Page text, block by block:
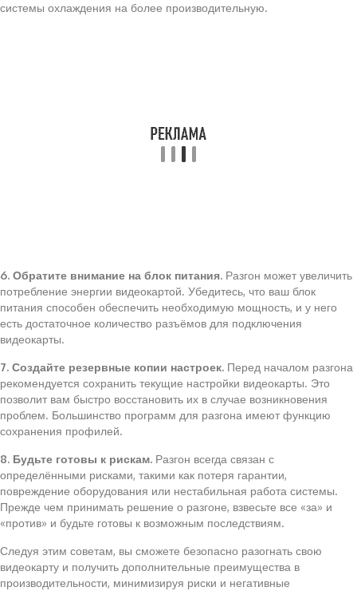
системы охлаждения на более производительную.
6. Обратите внимание на блок питания. Разгон может увеличить
потребление энергии видеокартой. Убедитесь, что ваш блок
питания способен обеспечить необходимую мощность, и у него
есть достаточное количество разъёмов для подключения
видеокарты.
7. Создайте резервные копии настроек. Перед началом разгона
рекомендуется сохранить текущие настройки видеокарты. Это
позволит вам быстро восстановить их в случае возникновения
проблем. Большинство программ для разгона имеют функцию
сохранения профилей.
8. Будьте готовы к рискам. Разгон всегда связан с
определёнными рисками, такими как потеря гарантии,
повреждение оборудования или нестабильная работа системы.
Прежде чем принимать решение о разгоне, взвесьте все «за» и
«против» и будьте готовы к возможным последствиям.
Следуя этим советам, вы сможете безопасно разогнать свою
видеокарту и получить дополнительные преимущества в
производительности, минимизируя риски и негативные